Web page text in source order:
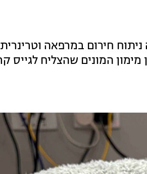
חירום במרפאה וטרינרית